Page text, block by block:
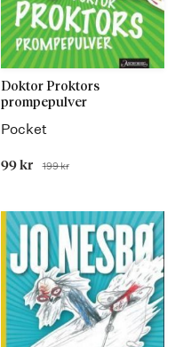
Doktor Proktors
prompepulver
Pocket
Tilbudspris
99 kr Før
199 kr